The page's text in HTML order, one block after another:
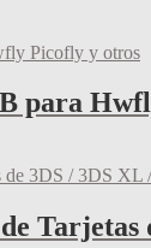
para
Tarjetas